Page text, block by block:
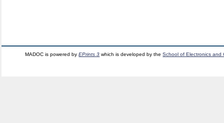
MADOC is powered byEPrints 3 which is developed by theSchool of Electronics and